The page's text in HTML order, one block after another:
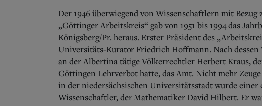
Der 1946 überwiegend von Wissenschaftlern mit
„Göttinger Arbeitskreis“ gab von 1951 bis 1994 das
Königsberg/Pr. heraus. Erster Präsident des
Universitäts-Kurator Friedrich Hoffmann. Nach dessen
an der Albertina tätige Völkerrechtler Herbert Kraus,
Göttingen Lehrverbot hatte, das Amt. Nicht mehr
in der niedersächsischen Universitätsstadt wurde einer
Wissenschaftler, der Mathematiker David Hilbert. Er